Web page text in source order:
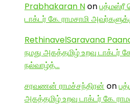
Prabhakaran Nonபத்மஸ்ரீ
டாக்டர் கே. ராமசாமி
RethinavelSaravana
நமது அகத்தமிழ் உறவு டாக்டர்
நல்வாழ்த்…
சரவணன் ராமச்சந்திரன் on
அகத்தமிழ் உறவு டாக்டர் கே.